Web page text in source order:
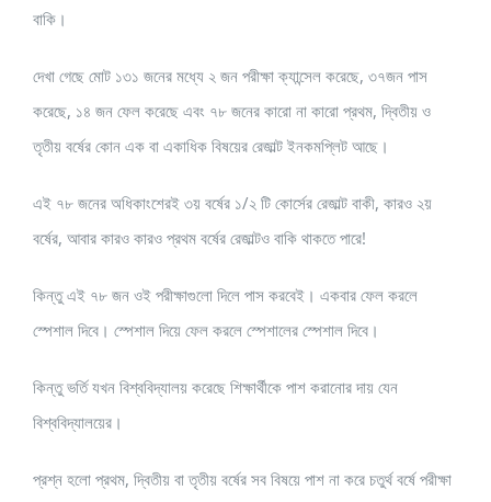
বাকি।
দেখা গেছে মোট ১৩১ জনের মধ্যে ২ জন পরীক্ষা ক্যান্সেল করেছে, ৩৭জন পাস
করেছে, ১৪ জন ফেল করেছে এবং ৭৮ জনের কারো না কারো প্রথম, দ্বিতীয় ও
তৃতীয় বর্ষের কোন এক বা একাধিক বিষয়ের রেজাল্ট ইনকমপ্লিট আছে।
এই ৭৮ জনের অধিকাংশেরই ৩য় বর্ষের ১/২ টি কোর্সের রেজাল্ট বাকী, কারও ২য়
বর্ষের, আবার কারও কারও প্রথম বর্ষের রেজাল্টও বাকি থাকতে পারে!
কিন্তু এই ৭৮ জন ওই পরীক্ষাগুলো দিলে পাস করবেই। একবার ফেল করলে
স্পেশাল দিবে। স্পেশাল দিয়ে ফেল করলে স্পেশালের স্পেশাল দিবে।
কিন্তু ভর্তি যখন বিশ্ববিদ্যালয় করেছে শিক্ষার্থীকে পাশ করানোর দায় যেন
বিশ্ববিদ্যালয়ের।
প্রশ্ন হলো প্রথম, দ্বিতীয় বা তৃতীয় বর্ষের সব বিষয়ে পাশ না করে চতুর্থ বর্ষে পরীক্ষা